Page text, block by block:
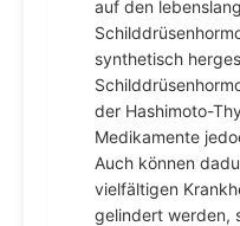
auf den
synthetisch
der Hashimoto-
Medikamente
Auch können
vielfältigen
gelindert werden,